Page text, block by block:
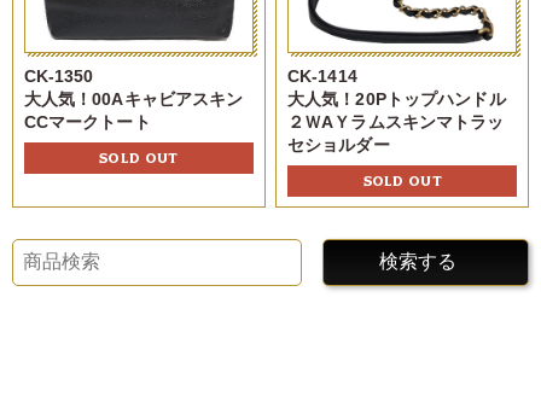
CK-1350
大人気！00Aキャビアスキン
CCマークトート
SOLD OUT
CK-1414
大人気！20Pトップハンドル
２ＷAＹラムスキンマトラッ
セショルダー
SOLD OUT
検索する